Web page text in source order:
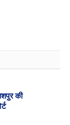
की